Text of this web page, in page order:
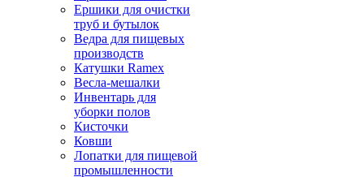
Ершики для очистки
труб и бутылок
Ведра для пищевых
производств
Катушки Ramex
Весла-мешалки
Инвентарь для
уборки полов
Кисточки
Ковши
Лопатки для пищевой
промышленности